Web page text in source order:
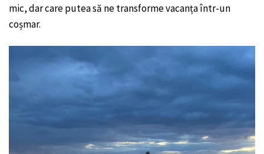
mic, dar care putea să ne transforme vacanța într-un
coșmar.